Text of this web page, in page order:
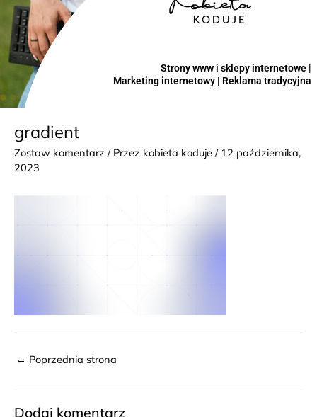
Strony www i sklepy internetowe |
Marketing internetowy | Reklama tradycyjna
gradient
Zostaw komentarz / Przez kobieta koduje / 12 października,
2023
← Poprzednia strona
Dodaj komentarz